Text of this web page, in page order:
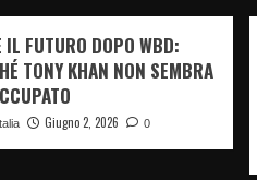
IL FUTURO DOPO WBD:
TONY KHAN NON SEMBRA
Giugno 2, 2026 0